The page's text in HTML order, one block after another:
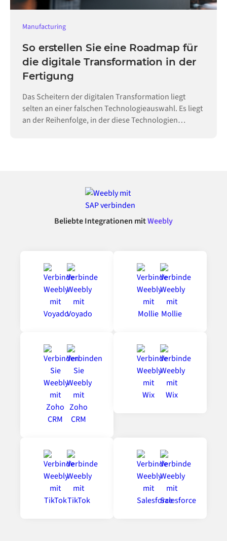
Manufacturing
So erstellen Sie eine Roadmap für
die digitale Transformation in der
Fertigung
Das Scheitern der digitalen Transformation liegt
selten an einer falschen Technologieauswahl. Es liegt
an der Reihenfolge, in der diese Technologien
Beliebte Integrationen mitWeebly